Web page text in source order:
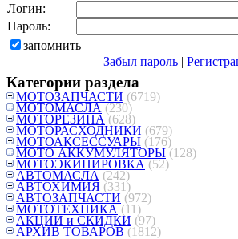
Логин:
Пароль:
запомнить
Забыл пароль |
Категории раздела
МОТОЗАПЧАСТИ (6719)
МОТОМАСЛА (230)
МОТОРЕЗИНА (628)
МОТОРАСХОДНИКИ (679)
МОТОАКСЕССУАРЫ (176)
МОТО АККУМУЛЯТОРЫ (128)
МОТОЭКИПИРОВКА (52)
АВТОМАСЛА (242)
АВТОХИМИЯ (331)
АВТОЗАПЧАСТИ (972)
МОТОТЕХНИКА (11)
АКЦИИ и СКИДКИ (97)
АРХИВ ТОВАРОВ (1812)